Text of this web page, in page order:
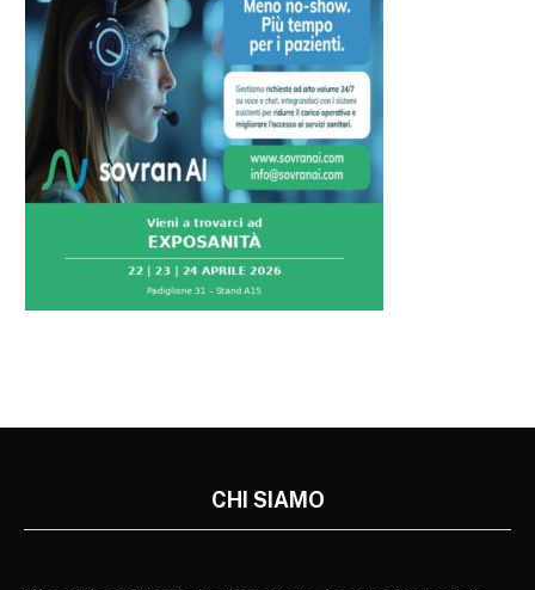
CHI SIAMO